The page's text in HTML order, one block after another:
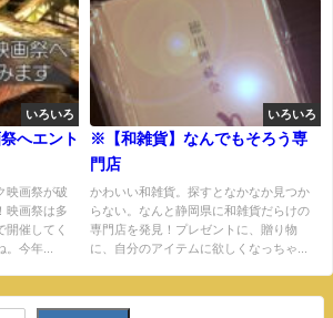
いろいろ
へエント
映画祭が破
映画祭は多
開催してく
今年...
いろいろ
※【和雑貨】なんでもそろう専
門店
かわいい和雑貨。探すとなかなか見つか
らない。なんと静岡県に和雑貨だらけの
専門店を発見！プレゼントに、贈り物
に、自分のアイテムに欲しくなっちゃ...